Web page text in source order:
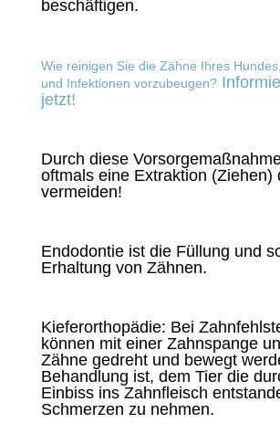
beschäftigen.
Wie reinigen Sie die Zähne Ihres
und Infektionen vorzubeugen?
jetzt!
Durch diese
oftmals eine Extraktion (Ziehen)
vermeiden!
Endodontie ist die Füllung und
Erhaltung von Zähnen.
Kieferorthopädie: Bei
können mit einer Zahnspange
Zähne gedreht und bewegt
Behandlung ist, dem Tier die
Einbiss ins Zahnfleisch
Schmerzen zu nehmen.